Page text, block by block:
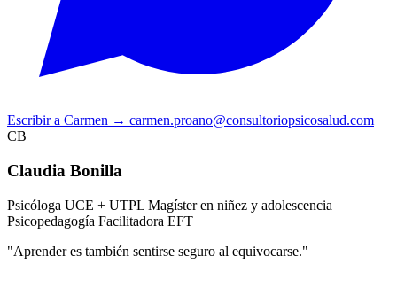
Escribir a Carmen → carmen.proano@consultoriopsicosalud.com
CB
Claudia Bonilla
Psicóloga UCE + UTPL Magíster en niñez y adolescencia
Psicopedagogía Facilitadora EFT
"Aprender es también sentirse seguro al equivocarse."